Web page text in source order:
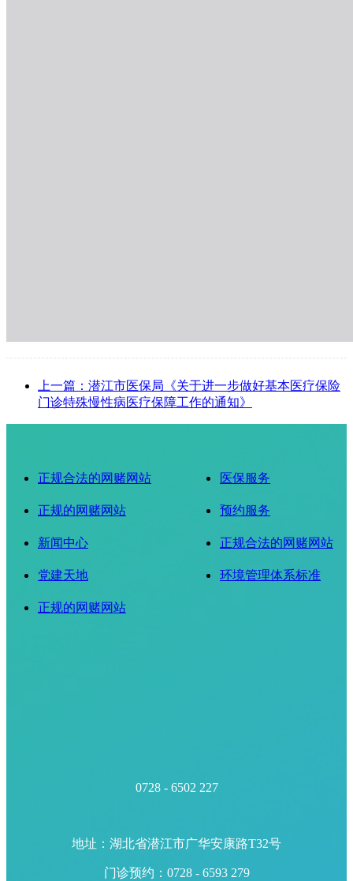
上一篇：潜江市医保局《关于进一步做好基本医疗保险
门诊特殊慢性病医疗保障工作的通知》
正规合法的网赌网站
正规的网赌网站
新闻中心
党建天地
正规的网赌网站
医保服务
预约服务
正规合法的网赌网站
环境管理体系标准
0728 - 6502 227
地址：湖北省潜江市广华安康路T32号
门诊预约：0728 - 6593 279